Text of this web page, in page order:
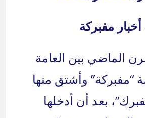
مفبركة
الماضي بين العامة
“مفبركة” وأشتق منها
بعد أن أدخلها